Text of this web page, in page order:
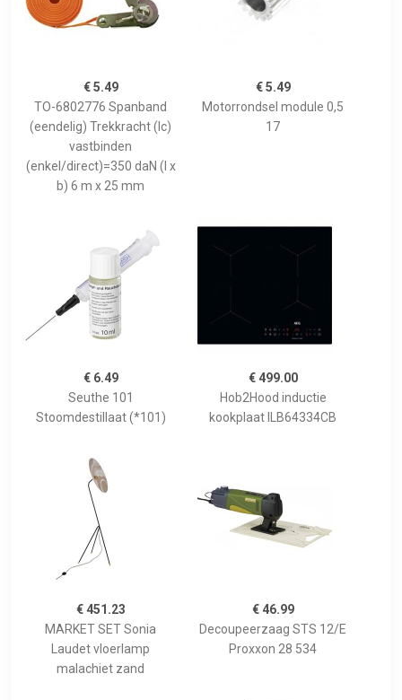
€ 5.49
TO-6802776 Spanband
(eendelig) Trekkracht (lc)
vastbinden
(enkel/direct)=350 daN (l x
b) 6 m x 25 mm
€ 5.49
Motorrondsel module 0,5
17
€ 6.49
Seuthe 101
Stoomdestillaat (*101)
€ 499.00
Hob2Hood inductie
kookplaat ILB64334CB
€ 451.23
MARKET SET Sonia
Laudet vloerlamp
malachiet zand
€ 46.99
Decoupeerzaag STS 12/E
Proxxon 28 534